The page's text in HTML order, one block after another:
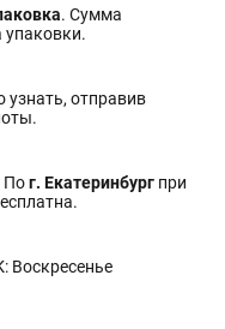
. Сумма
упаковки.
отправив
Пог. Екатеринбург при
Воскресенье